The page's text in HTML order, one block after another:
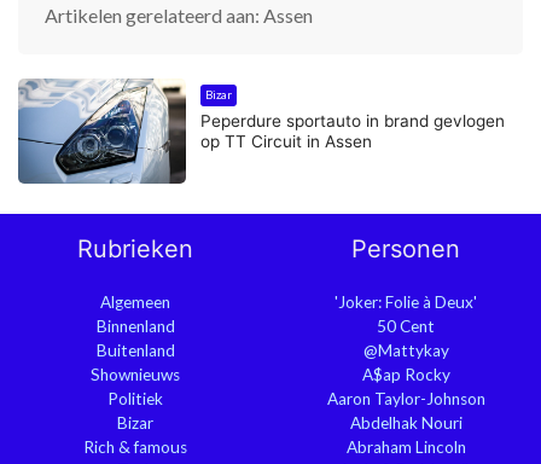
Artikelen gerelateerd aan: Assen
Bizar
Peperdure sportauto in brand gevlogen
op TT Circuit in Assen
Rubrieken
Algemeen
Binnenland
Buitenland
Shownieuws
Politiek
Bizar
Rich & famous
Personen
'Joker: Folie à Deux'
50 Cent
@Mattykay
A$ap Rocky
Aaron Taylor-Johnson
Abdelhak Nouri
Abraham Lincoln